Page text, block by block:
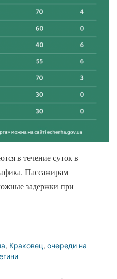
в течение суток в
Пассажирам
задержки при
, Краковец, очереди на